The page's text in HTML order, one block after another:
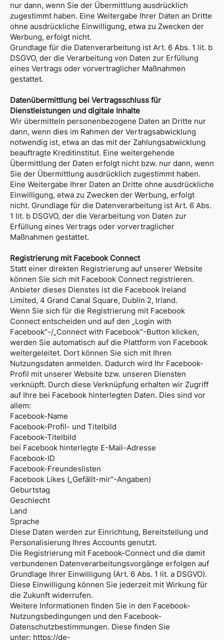
nur dann, wenn Sie der Übermittlung ausdrücklich
zugestimmt haben. Eine Weitergabe Ihrer Daten an Dritte
ohne ausdrückliche Einwilligung, etwa zu Zwecken der
Werbung, erfolgt nicht.
Grundlage für die Datenverarbeitung ist Art. 6 Abs. 1 lit. b
DSGVO, der die Verarbeitung von Daten zur Erfüllung
eines Vertrags oder vorvertraglicher Maßnahmen
gestattet.
Datenübermittlung bei Vertragsschluss für
Dienstleistungen und digitale Inhalte
Wir übermitteln personenbezogene Daten an Dritte nur
dann, wenn dies im Rahmen der Vertragsabwicklung
notwendig ist, etwa an das mit der Zahlungsabwicklung
beauftragte Kreditinstitut. Eine weitergehende
Übermittlung der Daten erfolgt nicht bzw. nur dann, wenn
Sie der Übermittlung ausdrücklich zugestimmt haben.
Eine Weitergabe Ihrer Daten an Dritte ohne ausdrückliche
Einwilligung, etwa zu Zwecken der Werbung, erfolgt
nicht. Grundlage für die Datenverarbeitung ist Art. 6 Abs.
1 lit. b DSGVO, der die Verarbeitung von Daten zur
Erfüllung eines Vertrags oder vorvertraglicher
Maßnahmen gestattet.
Registrierung mit Facebook Connect
Statt einer direkten Registrierung auf unserer Website
können Sie sich mit Facebook Connect registrieren.
Anbieter dieses Dienstes ist die Facebook Ireland
Limited, 4 Grand Canal Square, Dublin 2, Irland.
Wenn Sie sich für die Registrierung mit Facebook
Connect entscheiden und auf den „Login with
Facebook“-/„Connect with Facebook“-Button klicken,
werden Sie automatisch auf die Plattform von Facebook
weitergeleitet. Dort können Sie sich mit Ihren
Nutzungsdaten anmelden. Dadurch wird Ihr Facebook-
Profil mit unserer Website bzw. unseren Diensten
verknüpft. Durch diese Verknüpfung erhalten wir Zugriff
auf Ihre bei Facebook hinterlegten Daten. Dies sind vor
allem:
Facebook-Name
Facebook-Profil- und Titelbild
Facebook-Titelbild
bei Facebook hinterlegte E-Mail-Adresse
Facebook-ID
Facebook-Freundeslisten
Facebook Likes („Gefällt-mir“-Angaben)
Geburtstag
Geschlecht
Land
Sprache
Diese Daten werden zur Einrichtung, Bereitstellung und
Personalisierung Ihres Accounts genutzt.
Die Registrierung mit Facebook-Connect und die damit
verbundenen Datenverarbeitungsvorgänge erfolgen auf
Grundlage Ihrer Einwilligung (Art. 6 Abs. 1 lit. a DSGVO).
Diese Einwilligung können Sie jederzeit mit Wirkung für
die Zukunft widerrufen.
Weitere Informationen finden Sie in den Facebook-
Nutzungsbedingungen und den Facebook-
Datenschutzbestimmungen. Diese finden Sie
unter: https://de-